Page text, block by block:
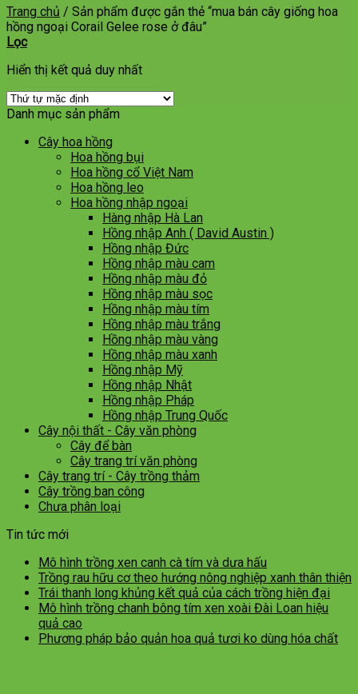
Trang chủ / Sản phẩm được gắn thẻ “mua bán cây giống hoa
hồng ngoại Corail Gelee rose ở đâu”
Lọc
Hiển thị kết quả duy nhất
Danh mục sản phẩm
Cây hoa hồng
Hoa hồng bụi
Hoa hồng cổ Việt Nam
Hoa hồng leo
Hoa hồng nhập ngoại
Hàng nhập Hà Lan
Hồng nhập Anh ( David Austin )
Hồng nhập Đức
Hồng nhập màu cam
Hồng nhập màu đỏ
Hồng nhập màu sọc
Hồng nhập màu tím
Hồng nhập màu trắng
Hồng nhập màu vàng
Hồng nhập màu xanh
Hồng nhập Mỹ
Hồng nhập Nhật
Hồng nhập Pháp
Hồng nhập Trung Quốc
Cây nội thất - Cây văn phòng
Cây để bàn
Cây trang trí văn phòng
Cây trang trí - Cây trồng thảm
Cây trồng ban công
Chưa phân loại
Tin tức mới
Mô hình trồng xen canh cà tím và dưa hấu
Trồng rau hữu cơ theo hướng nông nghiệp xanh thân thiện
Trái thanh long khủng kết quả của cách trồng hiện đại
Mô hình trồng chanh bông tím xen xoài Đài Loan hiệu
quả cao
Phương pháp bảo quản hoa quả tươi ko dùng hóa chất